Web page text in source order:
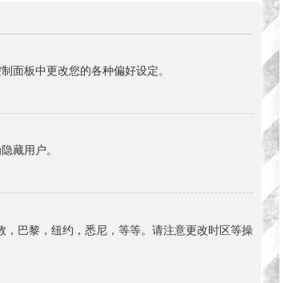
面板中更改您的各种偏好设定。
藏用户。
巴黎，纽约，悉尼，等等。请注意更改时区等操